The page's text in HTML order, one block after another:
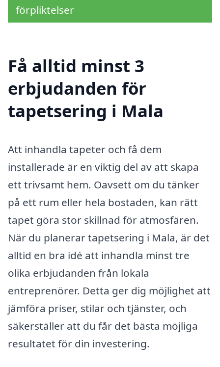
förpliktelser
Få alltid minst 3
erbjudanden för
tapetsering i Mala
Att inhandla tapeter och få dem
installerade är en viktig del av att skapa
ett trivsamt hem. Oavsett om du tänker
på ett rum eller hela bostaden, kan rätt
tapet göra stor skillnad för atmosfären.
När du planerar tapetsering i Mala, är det
alltid en bra idé att inhandla minst tre
olika erbjudanden från lokala
entreprenörer. Detta ger dig möjlighet att
jämföra priser, stilar och tjänster, och
säkerställer att du får det bästa möjliga
resultatet för din investering.